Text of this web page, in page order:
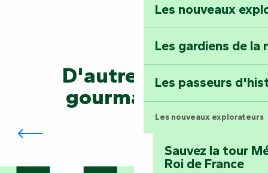
Faymoreau :
épopée minière
Terre d’étoiles :
Les nouveaux
Les gardiens de la
Les passeurs
Les nouveaux explorateurs
Sauvez la tour
Roi de France
D'autres idées
gourmandes !
Producteurs locaux : les développeurs